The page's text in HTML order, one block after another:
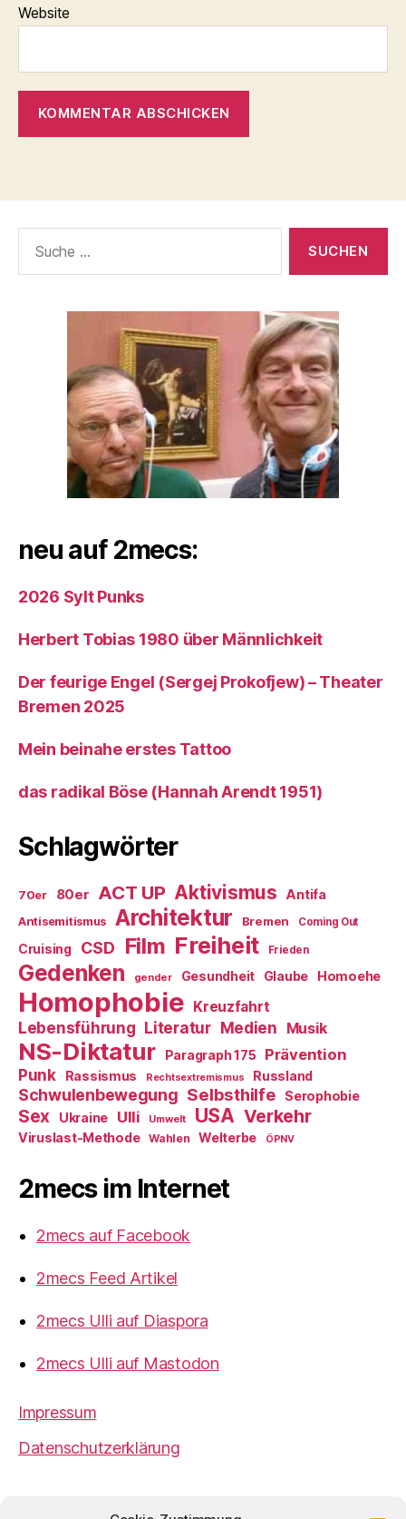
Website
nach:
neu auf 2mecs:
2026 Sylt Punks
Herbert Tobias 1980 über Männlichkeit
Der feurige Engel (Sergej Prokofjew) – Theater
Bremen 2025
Mein beinahe erstes Tattoo
das radikal Böse (Hannah Arendt 1951)
Schlagwörter
70er 80er ACT UP Aktivismus Antifa
Antisemitismus Architektur Bremen Coming Out
Cruising CSD Film Freiheit Frieden
Gedenken gender Gesundheit Glaube Homoehe
Homophobie Kreuzfahrt
Lebensführung Literatur Medien Musik
NS-Diktatur Paragraph 175
Prävention
Punk
Rassismus Rechtsextremismus Russland
Schwulenbewegung Selbsthilfe Serophobie
Sex Ukraine Ulli Umwelt USA Verkehr
Viruslast-Methode Wahlen Welterbe ÖPNV
2mecs im Internet
2mecs auf Facebook
2mecs Feed Artikel
2mecs Ulli auf Diaspora
2mecs Ulli auf Mastodon
Impressum
Datenschutzerklärung
Ulrich Würdemannist sofern nicht